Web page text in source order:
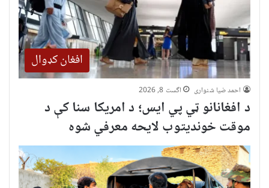
افغان کډوال
احمد ضیا شنواری اگست 8, 2026
د افغانانو ټي پي ایس؛ د امریکا سنا کې د
موقت خونديتوب لایحه معرفي شوه